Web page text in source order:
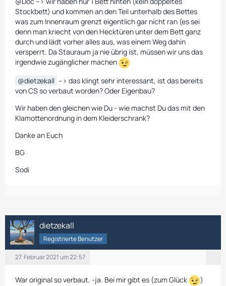
Stockbett) und kommen an den Teil unterhalb des Bettes
was zum Innenraum grenzt eigentlich gar nicht ran (es sei
denn man kriecht von den Hecktüren unter dem Bett ganz
durch und lädt vorher alles aus, was einem Weg dahin
versperrt. Da Stauraum ja nie übrig ist, müssen wir uns das
irgendwie zugänglicher machen
dietzekall --> das klingt sehr interessant, ist das bereits
von CS so verbaut worden? Oder Eigenbau?
Wir haben den gleichen wie Du - wie machst Du das mit den
Klamottenordnung in dem Kleiderschrank?
Danke an Euch
BG
Sodi
dietzekall
Registrierte Benutzer
27. Februar 2021 um 22:57
War original so verbaut, -ja. Bei mir gibt es (zum Glück
)